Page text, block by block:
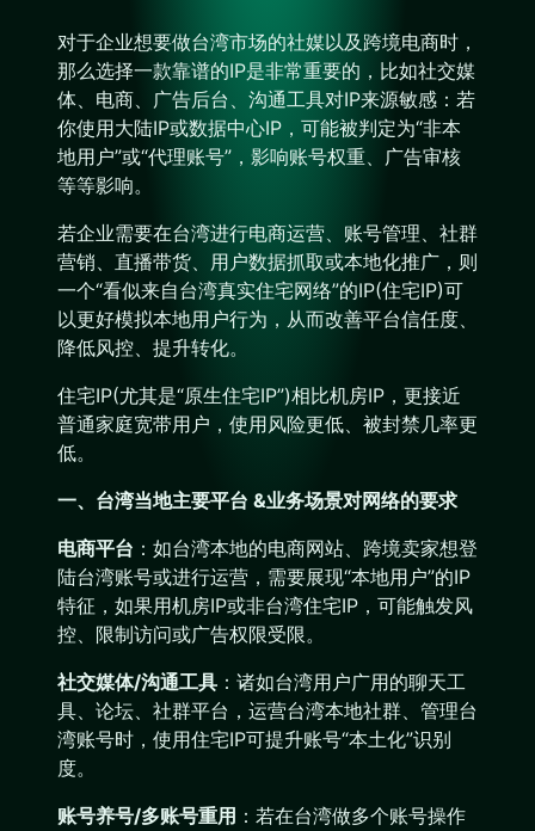
对于企业想要做台湾市场的社媒以及跨境电商时，
那么选择一款靠谱的IP是非常重要的，比如社交媒
体、电商、广告后台、沟通工具对IP来源敏感：若
你使用大陆IP或数据中心IP，可能被判定为“非本
地用户”或“代理账号”，影响账号权重、广告审核
等等影响。
若企业需要在台湾进行电商运营、账号管理、社群
营销、直播带货、用户数据抓取或本地化推广，则
一个“看似来自台湾真实住宅网络”的IP(住宅IP)可
以更好模拟本地用户行为，从而改善平台信任度、
降低风控、提升转化。
住宅IP(尤其是“原生住宅IP”)相比机房IP，更接近
普通家庭宽带用户，使用风险更低、被封禁几率更
低。
一、台湾当地主要平台 &业务场景对网络的要求
电商平台 ：如台湾本地的电商网站、跨境卖家想登
陆台湾账号或进行运营，需要展现“本地用户”的IP
特征，如果用机房IP或非台湾住宅IP，可能触发风
控、限制访问或广告权限受限。
社交媒体/沟通工具 ：诸如台湾用户广用的聊天工
具、论坛、社群平台，运营台湾本地社群、管理台
湾账号时，使用住宅IP可提升账号“本土化”识别
度。
账号养号/多账号重用 ：若在台湾做多个账号操作